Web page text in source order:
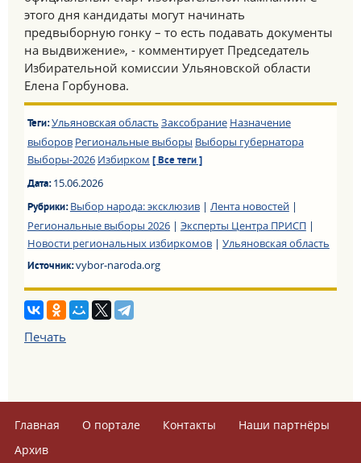
этого дня кандидаты могут начинать
предвыборную гонку – то есть подавать документы
на выдвижение», - комментирует Председатель
Избирательной комиссии Ульяновской области
Елена Горбунова.
Теги:Ульяновская область Заксобрание Назначение
выборов Региональные выборы Выборы губернатора
Выборы-2026 Избирком [ Все теги ]
Дата:15.06.2026
Рубрики:Выбор народа: эксклюзив| Лента новостей|
Региональные выборы 2026| Эксперты Центра ПРИСП|
Новости региональных избиркомов| Ульяновская область
Источник:vybor-naroda.org
Печать
Главная О портале Контакты
Наши партнёры
Архив